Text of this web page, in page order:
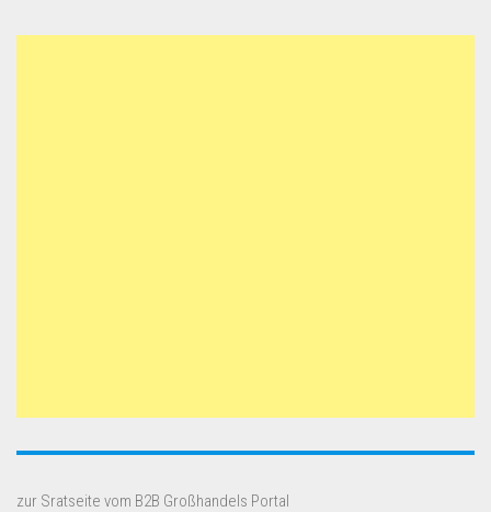
zur Sratseite vom B2B Großhandels Portal